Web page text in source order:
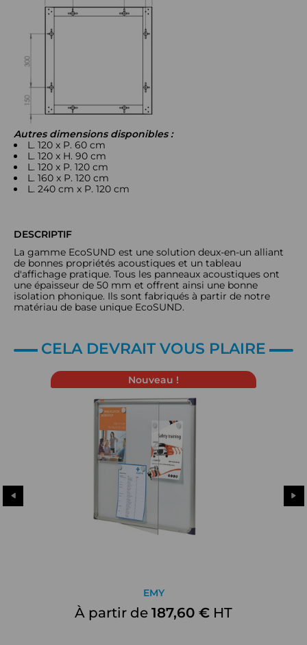
Autres dimensions disponibles :
L. 120 x P. 60 cm
L. 120 x H. 90 cm
L. 120 x P. 120 cm
L. 160 x P. 120 cm
L. 240 cm x P. 120 cm
DESCRIPTIF
La gamme EcoSUND est une solution deux-en-un alliant
de bonnes propriétés acoustiques et un tableau
d'affichage pratique. Tous les panneaux acoustiques ont
une épaisseur de 50 mm et offrent ainsi une bonne
isolation phonique. Ils sont fabriqués à partir de notre
matériau de base unique EcoSUND.
CELA DEVRAIT VOUS PLAIRE
Nouveau !
EMY
À partir de 187,60 € HT